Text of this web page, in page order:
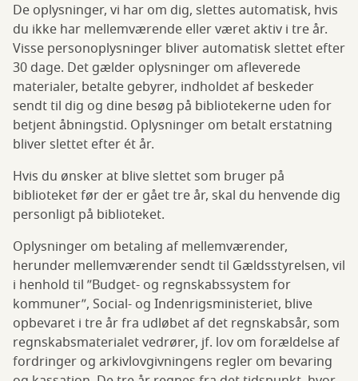
De oplysninger, vi har om dig, slettes automatisk, hvis
du ikke har mellemværende eller været aktiv i tre år.
Visse personoplysninger bliver automatisk slettet efter
30 dage. Det gælder oplysninger om afleverede
materialer, betalte gebyrer, indholdet af beskeder
sendt til dig og dine besøg på bibliotekerne uden for
betjent åbningstid. Oplysninger om betalt erstatning
bliver slettet efter ét år.
Hvis du ønsker at blive slettet som bruger på
biblioteket før der er gået tre år, skal du henvende dig
personligt på biblioteket.
Oplysninger om betaling af mellemværender,
herunder mellemværender sendt til Gældsstyrelsen, vil
i henhold til ”Budget- og regnskabssystem for
kommuner”, Social- og Indenrigsministeriet, blive
opbevaret i tre år fra udløbet af det regnskabsår, som
regnskabsmaterialet vedrører, jf. lov om forældelse af
fordringer og arkivlovgivningens regler om bevaring